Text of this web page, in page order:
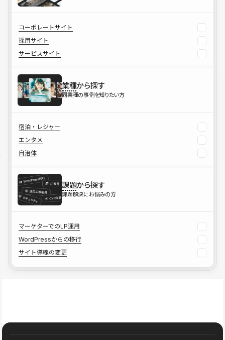
コーポレートサイト
採用サイト
サービスサイト
業種から探す
同業種の事例を知りたい方
宿泊・レジャー
エンタメ
自治体
課題から探す
課題解決にお悩みの方
マーケターでのLP運用
WordPressからの移行
サイト導線の変更